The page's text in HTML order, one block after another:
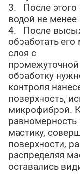
3. После этого
водой не менее
4. После
обработать
слоя с
обработку
контроля
поверхность,
микрофиброй.
равномерность
мастику,
поверхности,
распределяя
оставались